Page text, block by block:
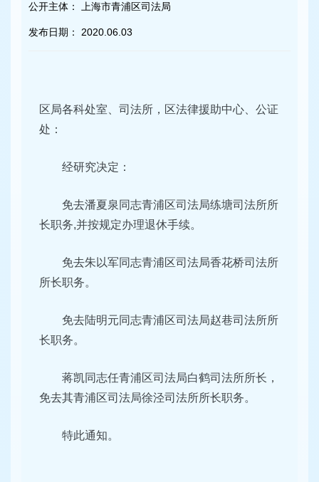
公开主体： 上海市青浦区司法局
发布日期： 2020.06.03
区局各科处室、司法所，区法律援助中心、公证
处：
经研究决定：
免去潘夏泉同志青浦区司法局练塘司法所所
长职务,并按规定办理退休手续。
免去朱以军同志青浦区司法局香花桥司法所
所长职务。
免去陆明元同志青浦区司法局赵巷司法所所
长职务。
蒋凯同志任青浦区司法局白鹤司法所所长，
免去其青浦区司法局徐泾司法所所长职务。
特此通知。